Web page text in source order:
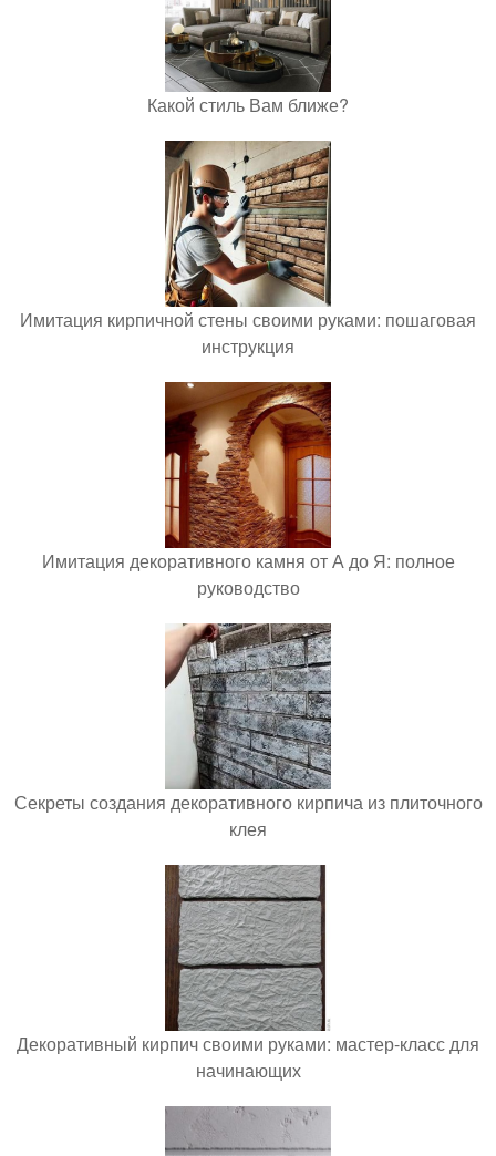
Какой стиль Вам ближе?
Имитация кирпичной стены своими руками: пошаговая
инструкция
Имитация декоративного камня от А до Я: полное
руководство
Секреты создания декоративного кирпича из плиточного
клея
Декоративный кирпич своими руками: мастер-класс для
начинающих